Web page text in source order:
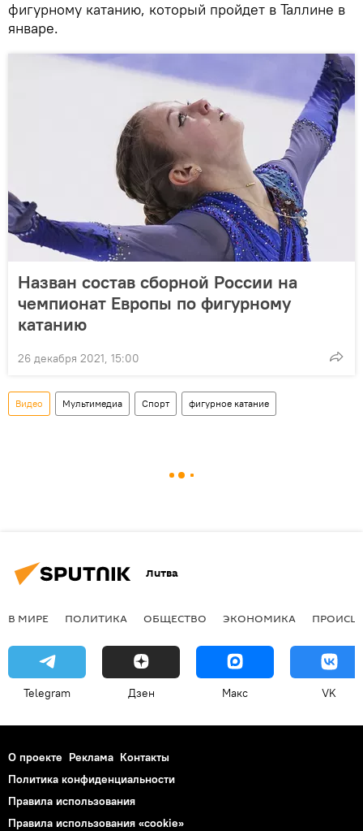
фигурному катанию, который пройдет в Таллине в
январе.
Назван состав сборной России на
чемпионат Европы по фигурному
катанию
26 декабря 2021, 15:00
Видео Мультимедиа Спорт фигурное катание
Литва
В МИРЕ ПОЛИТИКА ОБЩЕСТВО ЭКОНОМИКА
Telegram Дзен Макс VK
О проекте Реклама Контакты
Политика конфиденциальности
Правила использования
Правила использования «cookie»